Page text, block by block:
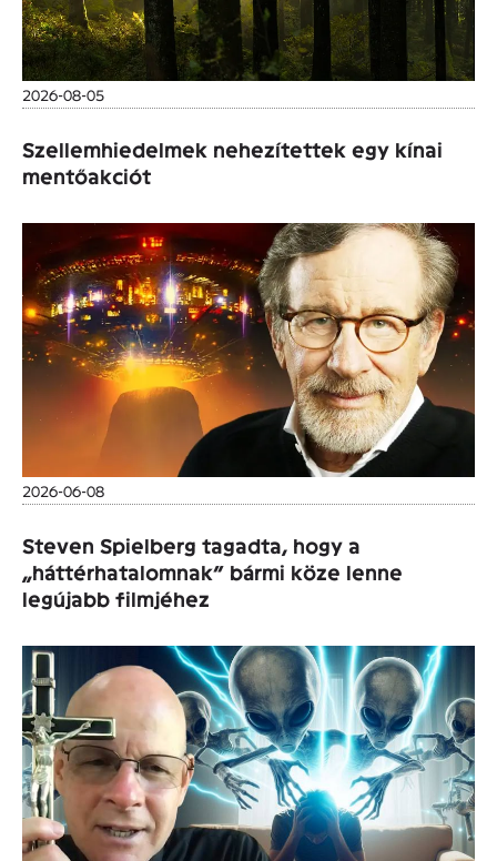
2026-08-05
Szellemhiedelmek nehezítettek egy kínai
mentőakciót
2026-06-08
Steven Spielberg tagadta, hogy a
„háttérhatalomnak” bármi köze lenne
legújabb filmjéhez